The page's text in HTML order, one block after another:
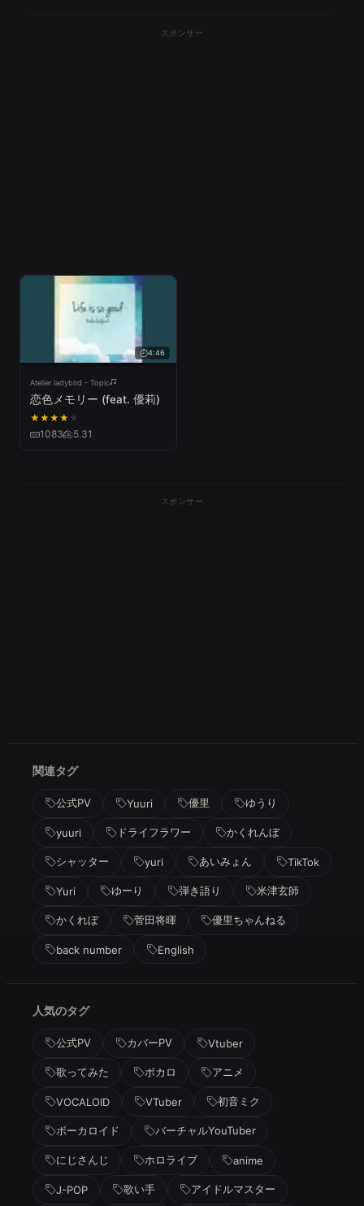
スポンサー
4:46
Atelier ladybird - Topic
恋色メモリー (feat. 優莉)
★★★★ ★
1083 5.31
スポンサー
関連タグ
公式PV Yuuri 優里 ゆうり
yuuri ドライフラワー かくれんぼ
シャッター yuri あいみょん TikTok
Yuri ゆーり 弾き語り 米津玄師
かくれぼ 菅田将暉 優里ちゃんねる
back number English
人気のタグ
公式PV カバーPV Vtuber
歌ってみた ボカロ アニメ
VOCALOID VTuber 初音ミク
ボーカロイド バーチャルYouTuber
にじさんじ ホロライブ anime
J-POP 歌い手 アイドルマスター